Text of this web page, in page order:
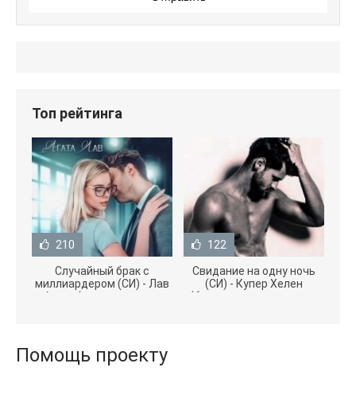
Топ рейтинга
210
Случайный брак с
миллиардером (СИ) - Лав
Агата (полная версия
122
Свидание на одну ночь
(СИ) - Купер Хелен
(бесплатные серии книг
Помощь проекту